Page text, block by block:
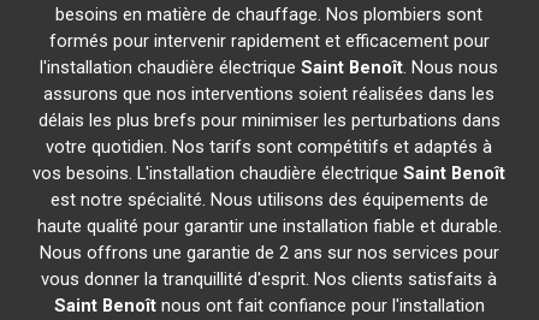
besoins en matière de chauffage. Nos plombiers sont
formés pour intervenir rapidement et efficacement pour
l'installation chaudière électriqueSaint Benoît. Nous nous
assurons que nos interventions soient réalisées dans les
délais les plus brefs pour minimiser les perturbations dans
votre quotidien. Nos tarifs sont compétitifs et adaptés à
vos besoins. L'installation chaudière électriqueSaint Benoît
est notre spécialité. Nous utilisons des équipements de
haute qualité pour garantir une installation fiable et durable.
Nous offrons une garantie de 2 ans sur nos services pour
vous donner la tranquillité d'esprit. Nos clients satisfaits à
Saint Benoîtnous ont fait confiance pour l'installation